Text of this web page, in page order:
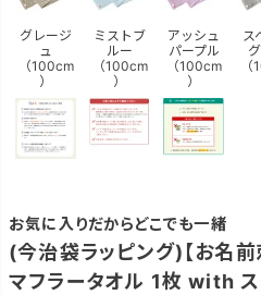
グレージ
ュ
（100cm
）
ミストブ
ルー
（100cm
）
アッシュ
パープル
（100cm
）
ス
お気に入りだからどこでも一緒
(今治袋ラッピング)【お名
マフラータオル 1枚 with